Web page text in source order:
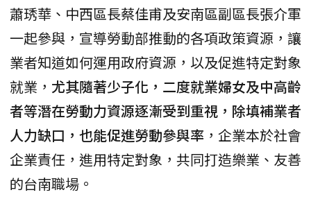
蕭琇華、中西區長蔡佳甫及安南區副區長張介軍
一起參與，宣導勞動部推動的各項政策資源，讓
業者知道如何運用政府資源，以及促進特定對象
就業， 尤其隨著少子化，二度就業婦女及中高齡
者等潛在勞動力資源逐漸受到重視，除填補業者
人力缺口，也能促進勞動參與率 ，企業本於社會
企業責任，進用特定對象，共同打造樂業、友善
的台南職場。